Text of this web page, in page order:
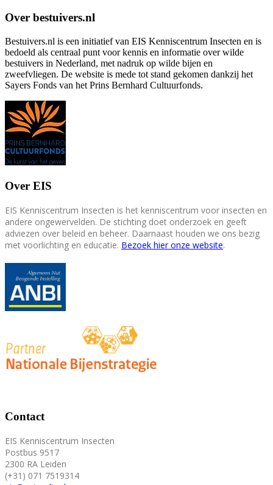
Over bestuivers.nl
Bestuivers.nl is een initiatief van EIS Kenniscentrum Insecten en is
bedoeld als centraal punt voor kennis en informatie over wilde
bestuivers in Nederland, met nadruk op wilde bijen en
zweefvliegen. De website is mede tot stand gekomen dankzij het
Sayers Fonds van het Prins Bernhard Cultuurfonds.
Over EIS
EIS Kenniscentrum Insecten is het kenniscentrum voor insecten en
andere ongewervelden. De stichting doet onderzoek en geeft
adviezen over beleid en beheer. Daarnaast houden we ons bezig
met voorlichting en educatie. Bezoek hier onze website.
Contact
EIS Kenniscentrum Insecten
Postbus 9517
2300 RA Leiden
(+31) 071 7519314